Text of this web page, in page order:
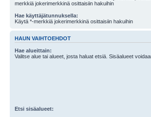
merkkiä jokerimerkkinä osittaisiin hakuihin
Hae käyttäjätunnuksella:
Käytä *-merkkiä jokerimerkkinä osittaisiin hakuihin
HAUN VAIHTOEHDOT
Hae alueittain:
Valitse alue tai alueet, josta haluat etsiä. Sisäalueet
Etsi sisäalueet: